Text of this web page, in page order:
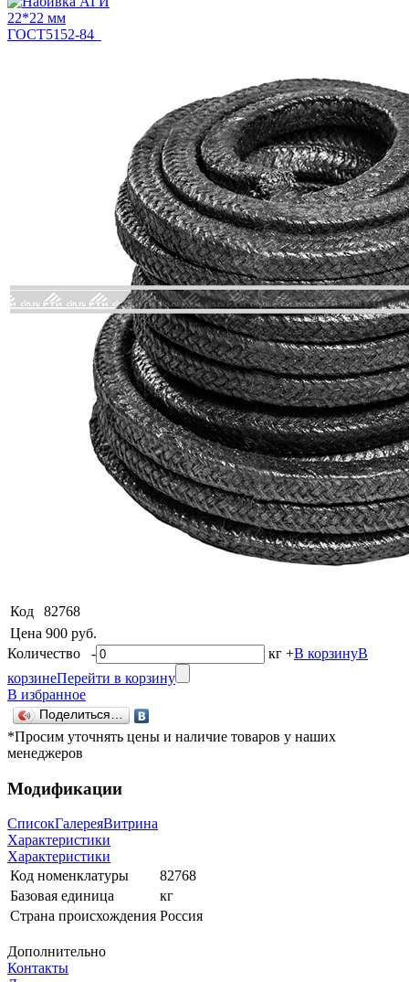
Код
82768
Цена 900 руб.
Количество - кг +В корзинуВ
корзинеПерейти в корзину
В избранное
Поделиться…
*Просим уточнять цены и наличие товаров у наших
менеджеров
Модификации
СписокГалереяВитрина
Характеристики
Характеристики
Код номенклатуры
82768
Базовая единица
кг
Страна происхождения Россия
Дополнительно
Контакты